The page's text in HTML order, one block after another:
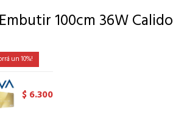
100cm 36W Calido
10
$ 6.300